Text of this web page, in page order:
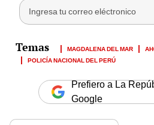
MAGDALENA DEL MAR
POLICÍA NACIONAL DEL PERÚ
Prefiero a La
Google